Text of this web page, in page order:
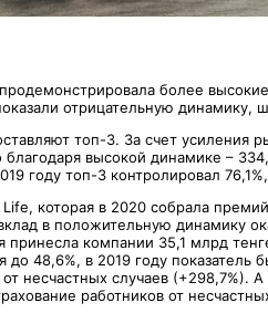
более
отрицательную динамику,
топ-3. За счет усиления
высокой динамике –
году топ-3 контролировал
которая в 2020 собрала
в положительную динамику
компании 35,1 млрд
до 48,6%, в 2019 году показатель
несчастных случаев (+298,7%). А
работников от